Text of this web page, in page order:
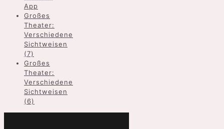
App
Großes
Theater:
Verschiedene
Sichtweisen
(7)
Großes
Theater:
Verschiedene
Sichtweisen
(6)